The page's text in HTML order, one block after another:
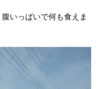
いっぱいで何も食えま